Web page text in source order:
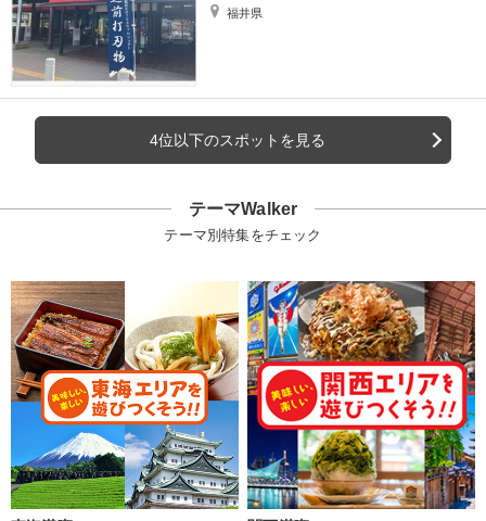
福井県
4位以下のスポットを見る
テーマWalker
テーマ別特集をチェック